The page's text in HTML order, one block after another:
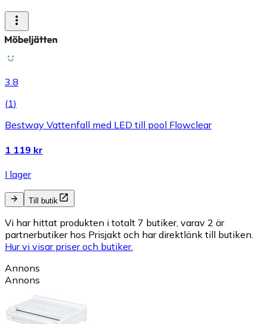
3.8
(1)
Bestway Vattenfall med LED till pool Flowclear
1 119 kr
I lager
Till butik
Vi har hittat produkten i totalt 7 butiker, varav 2 är
partnerbutiker hos Prisjakt och har direktlänk till butiken.
Hur vi visar priser och butiker.
Annons
Annons